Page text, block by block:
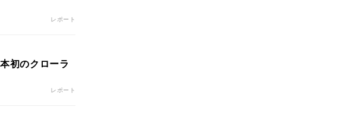
レポート
初のクローラ
レポート